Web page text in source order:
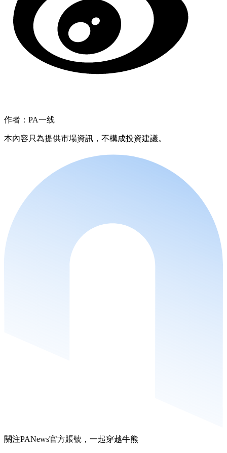
作者：PA一线
本內容只為提供市場資訊，不構成投資建議。
關注PANews官方賬號，一起穿越牛熊